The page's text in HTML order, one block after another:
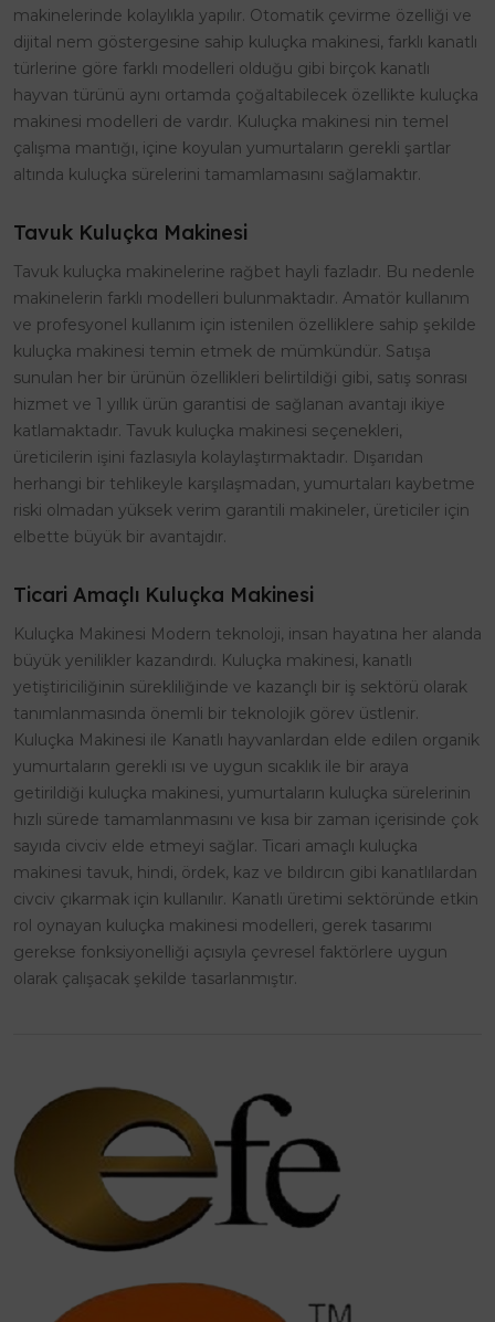
makinelerinde kolaylıkla yapılır. Otomatik çevirme özelliği ve
dijital nem göstergesine sahip kuluçka makinesi, farklı kanatlı
türlerine göre farklı modelleri olduğu gibi birçok kanatlı
hayvan türünü aynı ortamda çoğaltabilecek özellikte kuluçka
makinesi modelleri de vardır. Kuluçka makinesi nin temel
çalışma mantığı, içine koyulan yumurtaların gerekli şartlar
altında kuluçka sürelerini tamamlamasını sağlamaktır.
Tavuk Kuluçka Makinesi
Tavuk kuluçka makinelerine rağbet hayli fazladır. Bu nedenle
makinelerin farklı modelleri bulunmaktadır. Amatör kullanım
ve profesyonel kullanım için istenilen özelliklere sahip şekilde
kuluçka makinesi temin etmek de mümkündür. Satışa
sunulan her bir ürünün özellikleri belirtildiği gibi, satış sonrası
hizmet ve 1 yıllık ürün garantisi de sağlanan avantajı ikiye
katlamaktadır. Tavuk kuluçka makinesi seçenekleri,
üreticilerin işini fazlasıyla kolaylaştırmaktadır. Dışarıdan
herhangi bir tehlikeyle karşılaşmadan, yumurtaları kaybetme
riski olmadan yüksek verim garantili makineler, üreticiler için
elbette büyük bir avantajdır.
Ticari Amaçlı Kuluçka Makinesi
Kuluçka Makinesi Modern teknoloji, insan hayatına her alanda
büyük yenilikler kazandırdı. Kuluçka makinesi, kanatlı
yetiştiriciliğinin sürekliliğinde ve kazançlı bir iş sektörü olarak
tanımlanmasında önemli bir teknolojik görev üstlenir.
Kuluçka Makinesi ile Kanatlı hayvanlardan elde edilen organik
yumurtaların gerekli ısı ve uygun sıcaklık ile bir araya
getirildiği kuluçka makinesi, yumurtaların kuluçka sürelerinin
hızlı sürede tamamlanmasını ve kısa bir zaman içerisinde çok
sayıda civciv elde etmeyi sağlar. Ticari amaçlı kuluçka
makinesi tavuk, hindi, ördek, kaz ve bıldırcın gibi kanatlılardan
civciv çıkarmak için kullanılır. Kanatlı üretimi sektöründe etkin
rol oynayan kuluçka makinesi modelleri, gerek tasarımı
gerekse fonksiyonelliği açısıyla çevresel faktörlere uygun
olarak çalışacak şekilde tasarlanmıştır.